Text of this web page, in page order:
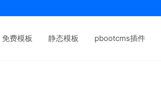
免费模板 静态模板 pbootcms插件